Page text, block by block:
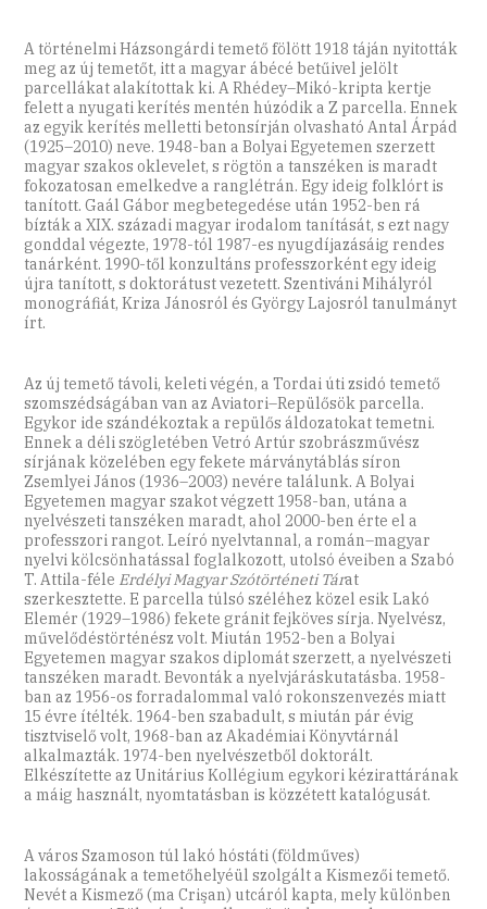
A történelmi Házsongárdi temető fölött 1918 táján nyitották
meg az új temetőt, itt a magyar ábécé betűivel jelölt
parcellákat alakítottak ki. A Rhédey–Mikó-kripta kertje
felett a nyugati kerítés mentén húzódik a Z parcella. Ennek
az egyik kerítés melletti betonsírján olvasható Antal Árpád
(1925–2010) neve. 1948-ban a Bolyai Egyetemen szerzett
magyar szakos oklevelet, s rögtön a tanszéken is maradt
fokozatosan emelkedve a ranglétrán. Egy ideig folklórt is
tanított. Gaál Gábor megbetegedése után 1952-ben rá
bízták a XIX. századi magyar irodalom tanítását, s ezt nagy
gonddal végezte, 1978-tól 1987-es nyugdíjazásáig rendes
tanárként. 1990-től konzultáns professzorként egy ideig
újra tanított, s doktorátust vezetett. Szentiváni Mihályról
monográfiát, Kriza Jánosról és György Lajosról tanulmányt
írt.
Az új temető távoli, keleti végén, a Tordai úti zsidó temető
szomszédságában van az Aviatori–Repülősök parcella.
Egykor ide szándékoztak a repülős áldozatokat temetni.
Ennek a déli szögletében Vetró Artúr szobrászművész
sírjának közelében egy fekete márványtáblás síron
Zsemlyei János (1936–2003) nevére találunk. A Bolyai
Egyetemen magyar szakot végzett 1958-ban, utána a
nyelvészeti tanszéken maradt, ahol 2000-ben érte el a
professzori rangot. Leíró nyelvtannal, a román–magyar
nyelvi kölcsönhatással foglalkozott, utolsó éveiben a Szabó
T. Attila-féle Erdélyi Magyar Szótörténeti Tárat
szerkesztette. E parcella túlsó széléhez közel esik Lakó
Elemér (1929–1986) fekete gránit fejköves sírja. Nyelvész,
művelődéstörténész volt. Miután 1952-ben a Bolyai
Egyetemen magyar szakos diplomát szerzett, a nyelvészeti
tanszéken maradt. Bevonták a nyelvjáráskutatásba. 1958-
ban az 1956-os forradalommal való rokonszenvezés miatt
15 évre ítélték. 1964-ben szabadult, s miután pár évig
tisztviselő volt, 1968-ban az Akadémiai Könyvtárnál
alkalmazták. 1974-ben nyelvészetből doktorált.
Elkészítette az Unitárius Kollégium egykori kézirattárának
a máig használt, nyomtatásban is közzétett katalógusát.
A város Szamoson túl lakó hóstáti (földműves)
lakosságának a temetőhelyéül szolgált a Kismezői temető.
Nevét a Kismező (ma Crişan) utcáról kapta, mely különben